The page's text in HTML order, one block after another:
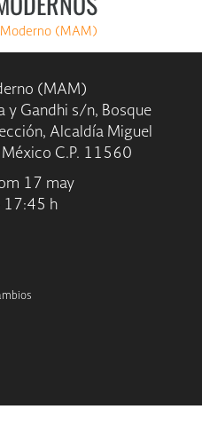
(MAM)
(MAM)
y Gandhi s/n, Bosque
Alcaldía Miguel
C.P. 11560
17 may
17:45 h